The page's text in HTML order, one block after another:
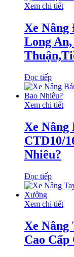
Xem chi tiết
Xe
Long
Đọc tiếp
Xem chi tiết
Xe Nâng
CTD10/
Nhiêu?
Đọc tiếp
Xem chi tiết
Xe
Cao